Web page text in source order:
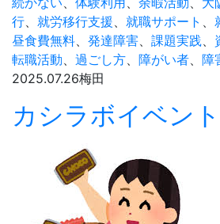
比
べ！
行
就労移行支援 就職サポート
昼食費無料
発達障害 課題実践
転職活動
過ごし方 障がい者 障
2025.07.26梅田
カシラボイベント